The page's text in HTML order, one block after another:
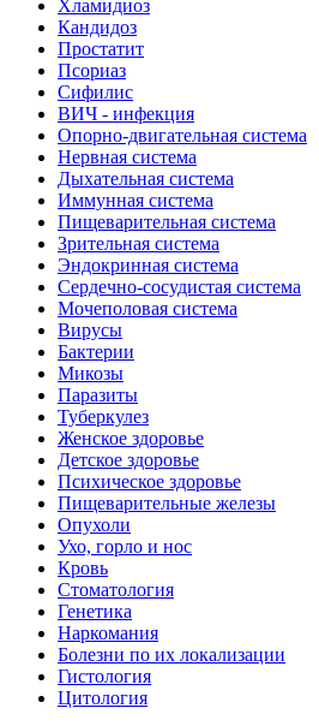
Хламидиоз
Кандидоз
Простатит
Псориаз
Сифилис
ВИЧ - инфекция
Опорно-двигательная система
Нервная система
Дыхательная система
Иммунная система
Пищеварительная система
Зрительная система
Эндокринная система
Сердечно-сосудистая система
Мочеполовая система
Вирусы
Бактерии
Микозы
Паразиты
Туберкулез
Женское здоровье
Детское здоровье
Психическое здоровье
Пищеварительные железы
Опухоли
Ухо, горло и нос
Кровь
Стоматология
Генетика
Наркомания
Болезни по их локализации
Гистология
Цитология